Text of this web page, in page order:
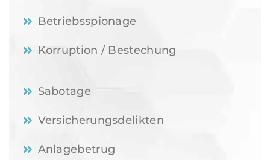
Betriebsspionage
Korruption / Bestechung
Sabotage
Versicherungsdelikten
Anlagebetrug